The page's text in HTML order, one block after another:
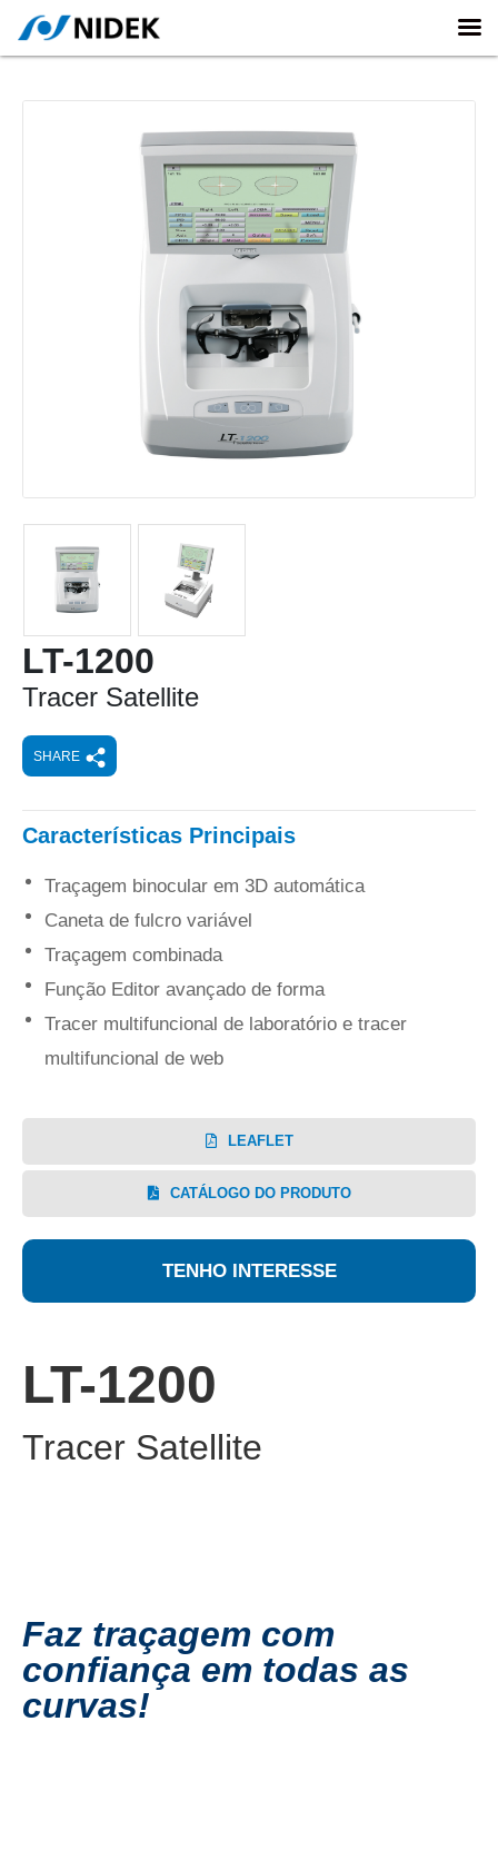
LT-1200
Tracer Satellite
SHARE
Características Principais
Traçagem binocular em 3D automática
Caneta de fulcro variável
Traçagem combinada
Função Editor avançado de forma
Tracer multifuncional de laboratório e tracer
multifuncional de web
LEAFLET
CATÁLOGO DO PRODUTO
TENHO INTERESSE
LT-1200
Tracer Satellite
Faz traçagem com
confiança em todas as
curvas!